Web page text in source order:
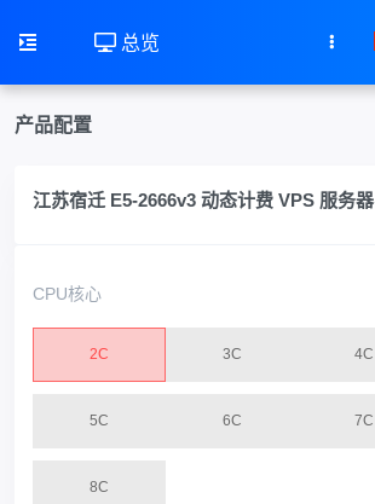
总览
产品配置
江苏宿迁 E5-2666v3 动态计费 VPS 服务器
CPU核心
2C 3C 4C
5C 6C 7C
8C